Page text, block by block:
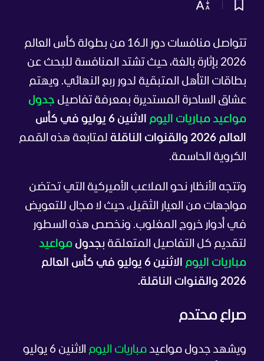
تتواصل منافسات دور الـ16 من بطولة كأس العالم
2026 بإثارة بالغة، حيث تشتد المنافسة للبحث عن
بطاقات التأهل المتبقية لدور ربع النهائي. ويهتم
عشاق الساحرة المستديرة بمعرفة تفاصيل جدول
مواعيد مباريات اليوم
الاثنين 6 يوليو في كأس
العالم 2026 والقنوات الناقلة
لمتابعة هذه القمم
الكروية الحاسمة.
وتتجه الأنظار نحو الملاعب الأميركية التي تحتضن
مواجهات من العيار الثقيل، حيث لا مجال للتعويض
في أدوار خروج المغلوب. ونخصص هذه السطور
لتقديم كل التفاصيل المتعلقة بجدول مواعيد
مباريات اليوم
الاثنين 6 يوليو في كأس العالم
2026 والقنوات الناقلة.
صراع محتدم
ويشهد جدول مواعيد مباريات اليوم
الاثنين 6 يوليو